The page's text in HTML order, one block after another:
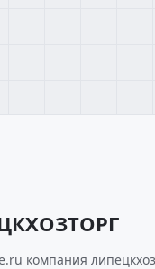
компания